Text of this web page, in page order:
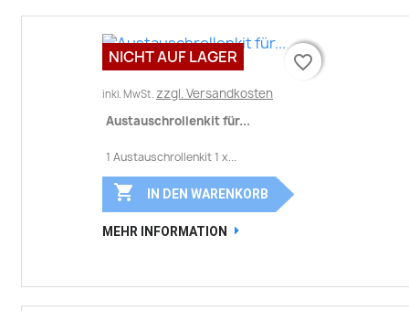
inkl. MwSt. zzgl. Versandkosten
Austauschrollenkit für...
1 Austauschrollenkit 1 x...
favorite_border
 IN DEN WARENKORB
MEHR INFORMATION
NICHT AUF LAGER favorite_border